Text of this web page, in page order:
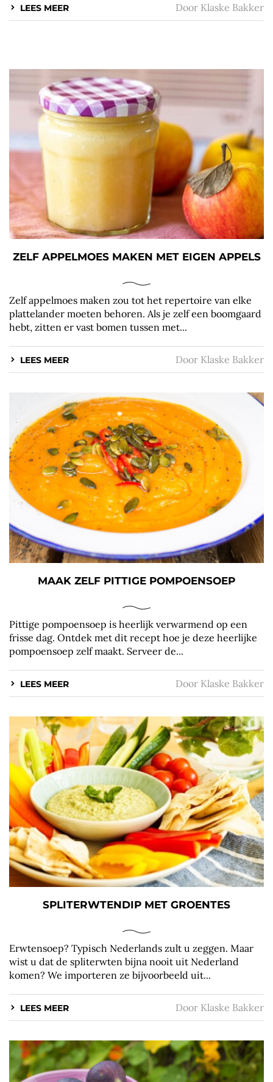
LEES MEER Door Klaske Bakker
ZELF APPELMOES MAKEN MET EIGEN APPELS
Zelf appelmoes maken zou tot het repertoire van elke
plattelander moeten behoren. Als je zelf een boomgaard
hebt, zitten er vast bomen tussen met...
LEES MEER Door Klaske Bakker
MAAK ZELF PITTIGE POMPOENSOEP
Pittige pompoensoep is heerlijk verwarmend op een
frisse dag. Ontdek met dit recept hoe je deze heerlijke
pompoensoep zelf maakt. Serveer de...
LEES MEER Door Klaske Bakker
SPLITERWTENDIP MET GROENTES
Erwtensoep? Typisch Nederlands zult u zeggen. Maar
wist u dat de spliterwten bijna nooit uit Nederland
komen? We importeren ze bijvoorbeeld uit...
LEES MEER Door Klaske Bakker